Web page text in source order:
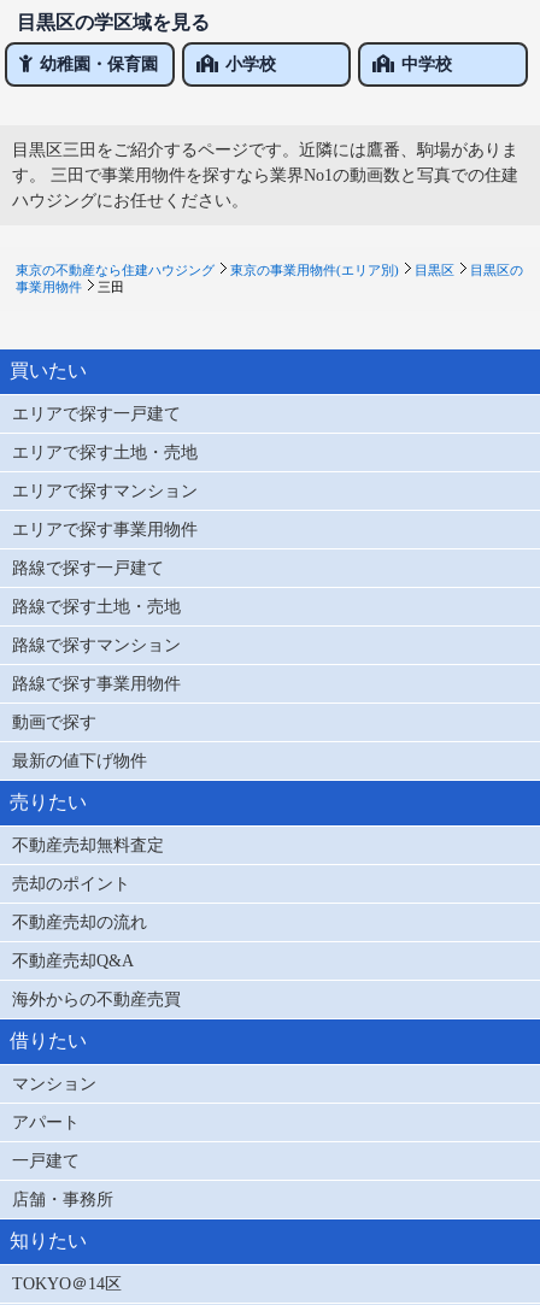
目黒区の学区域を見る
幼稚園・保育園 小学校 中学校
目黒区三田をご紹介するページです。近隣には鷹番、駒場がありま
す。 三田で事業用物件を探すなら業界No1の動画数と写真での住建
ハウジングにお任せください。
東京の不動産なら住建ハウジング 東京の事業用物件(エリア別) 目黒区
目黒区の
事業用物件
三田
買いたい
エリアで探す一戸建て
エリアで探す土地・売地
エリアで探すマンション
エリアで探す事業用物件
路線で探す一戸建て
路線で探す土地・売地
路線で探すマンション
路線で探す事業用物件
動画で探す
最新の値下げ物件
売りたい
不動産売却無料査定
売却のポイント
不動産売却の流れ
不動産売却Q&A
海外からの不動産売買
借りたい
マンション
アパート
一戸建て
店舗・事務所
知りたい
TOKYO＠14区